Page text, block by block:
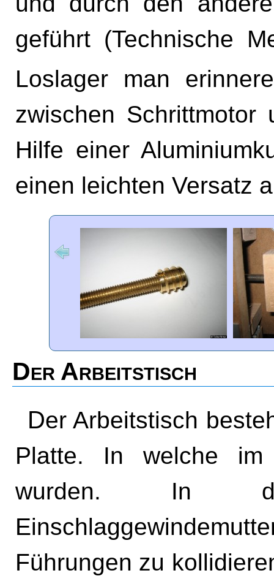
geführt (Technische
Loslager man
zwischen Schrittmotor
Hilfe einer
einen leichten Versatz
Der Arbeitstisch
Der Arbeitstisch besteht aus einer 22mm starken MDF
Platte. In welche im
wurden. In
Führungen zu